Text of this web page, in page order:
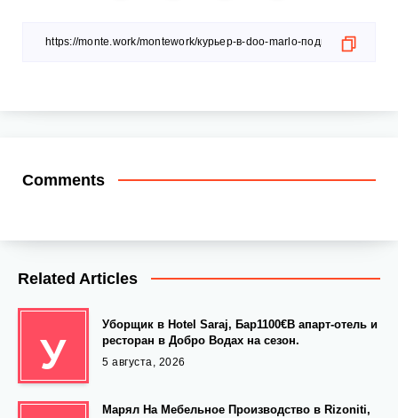
Comments
Related Articles
У
Уборщик в Hotel Saraj, Бар1100€В апарт-отель и
ресторан в Добро Водах на сезон.
5 августа, 2026
Марял На Мебельное Производство в Rizoniti,